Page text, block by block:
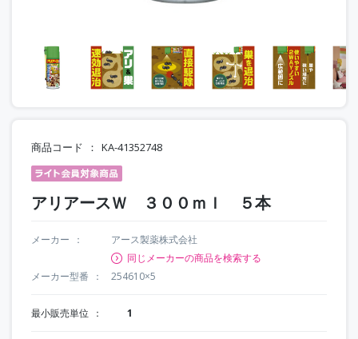
商品コード KA-41352748
アリアースＷ ３００ｍｌ ５本
メーカー
アース製薬株式会社
同じメーカーの商品を検索する
メーカー型番
254610×5
最小販売単位 1